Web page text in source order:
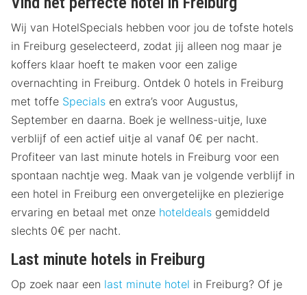
Wij van HotelSpecials hebben voor jou de tofste hotels
in Freiburg geselecteerd, zodat jij alleen nog maar je
koffers klaar hoeft te maken voor een zalige
overnachting in Freiburg. Ontdek 0 hotels in Freiburg
met toffe Specials en extra’s voor Augustus,
September en daarna. Boek je wellness-uitje, luxe
verblijf of een actief uitje al vanaf 0€ per nacht.
Profiteer van last minute hotels in Freiburg voor een
spontaan nachtje weg. Maak van je volgende verblijf in
een hotel in Freiburg een onvergetelijke en plezierige
ervaring en betaal met onze hoteldeals gemiddeld
slechts 0€ per nacht.
Last minute hotels in Freiburg
Op zoek naar een last minute hotel in Freiburg? Of je